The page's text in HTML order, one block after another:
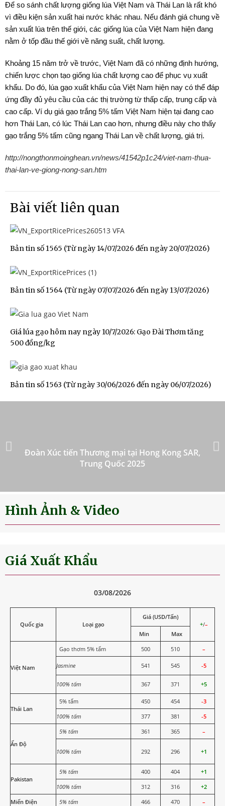
Để so sánh chất lượng giống lúa Việt Nam và Thái Lan là rất khó
vì điều kiện sản xuất hai nước khác nhau. Nếu đánh giá chung về
sản xuất lúa trên thế giới, các giống lúa của Việt Nam hiện đang
nằm ở tốp đầu thế giới về năng suất, chất lượng.
Khoảng 15 năm trở về trước, Việt Nam đã có những định hướng,
chiến lược chọn tạo giống lúa chất lượng cao để phục vụ xuất
khẩu. Do đó, lúa gạo xuất khẩu của Việt Nam hiện nay có thể đáp
ứng đầy đủ yêu cầu của các thị trường từ thấp cấp, trung cấp và
cao cấp. Ví dụ giá gạo trắng 5% tấm Việt Nam hiện tại đang cao
hơn Thái Lan, có lúc Thái Lan cao hơn, nhưng điều này cho thấy
gạo trắng 5% tấm cũng ngang Thái Lan về chất lượng, giá trị.
http://nongthonmoinghean.vn/news/41542p1c24/viet-nam-thua-
thai-lan-ve-giong-nong-san.htm
Bài viết liên quan
Bản tin số 1565 (Từ ngày 14/07/2026 đến ngày 20/07/2026)
Bản tin số 1564 (Từ ngày 07/07/2026 đến ngày 13/07/2026)
Giá lúa gạo hôm nay ngày 10/7/2026: Gạo Đài Thơm tăng
500 đồng/kg
Bản tin số 1563 (Từ ngày 30/06/2026 đến ngày 06/07/2026)
Đoàn Xúc tiến Thương mại tại Hong Kong SAR,
Trung Quốc 2025
Hình Ảnh & Video
Giá Xuất Khẩu
03/08/2026
Quốc gia Loại gạo
Giá (USD/Tấn)
+/–
Min
Max
Việt Nam
Gạo thơm 5% tấm 500 510 –
Jasmine 541 545 -5
100% tấm 367 371 +5
Thái Lan
5% tấm 450 454
-3
100% tấm
377 381 -5
Ấn Độ
5% tấm 361 365 –
100% tấm 292 296 +1
Pakistan
5% tấm 400 404
+1
100% tấm
312 316
+2
Miến Điện
5% tấm 466 470 –